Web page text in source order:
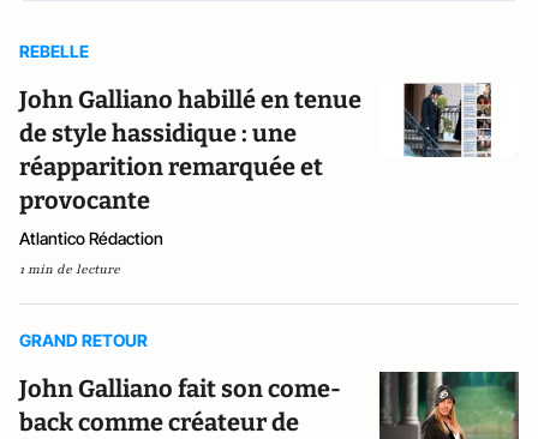
REBELLE
John Galliano habillé en tenue
de style hassidique : une
réapparition remarquée et
provocante
Atlantico Rédaction
1 min de lecture
GRAND RETOUR
John Galliano fait son come-
back comme créateur de